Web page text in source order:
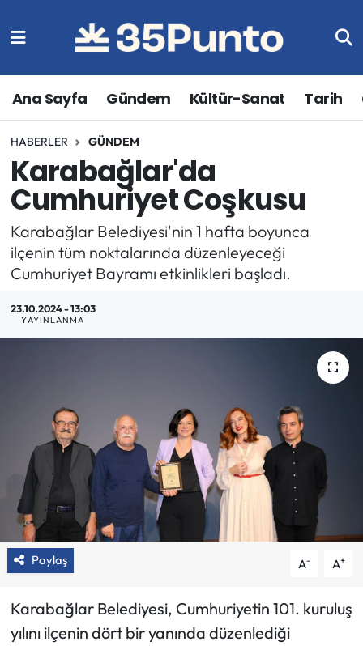
Ana Sayfa Gündem Kültür-Sanat Tarih
HABERLER GÜNDEM
Karabağlar'da
Cumhuriyet Coşkusu
Karabağlar Belediyesi'nin 1 hafta boyunca
ilçenin tüm noktalarında düzenleyeceği
Cumhuriyet Bayramı etkinlikleri başladı.
23.10.2024 - 13:03
YAYINLANMA
Paylaş A- A+
Karabağlar Belediyesi, Cumhuriyetin 101. kuruluş
yılını ilçenin dört bir yanında düzenlediği